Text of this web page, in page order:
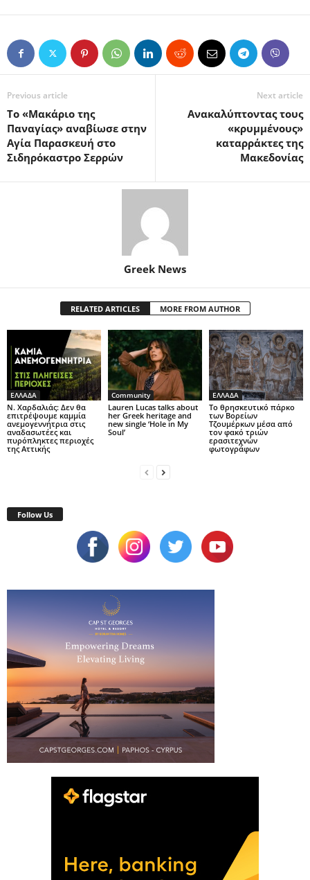
Previous article
Το «Μακάριο της
Παναγίας» αναβίωσε στην
Αγία Παρασκευή στο
Σιδηρόκαστρο Σερρών
Next article
Ανακαλύπτοντας τους
«κρυμμένους»
καταρράκτες της
Μακεδονίας
Greek News
RELATED ARTICLES MORE FROM AUTHOR
ΕΛΛΑΔΑ
Ν. Χαρδαλιάς: Δεν θα
επιτρέψουμε καμμία
ανεμογεννήτρια στις
αναδασωτέες και
πυρόπληκτες περιοχές
της Αττικής
Community
Lauren Lucas talks about
her Greek heritage and
new single ‘Hole in My
Soul’
ΕΛΛΑΔΑ
Το θρησκευτικό πάρκο
των Βορείων
Τζουμέρκων μέσα από
τον φακό τριών
ερασιτεχνών
φωτογράφων
Follow Us